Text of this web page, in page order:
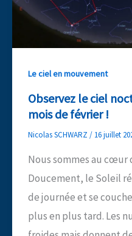
Le ciel en mouvement
Observez le ciel
mois de février !
Nicolas SCHWARZ / 16 juillet
Nous sommes au cœur
Doucement, le Soleil
de journée et se
plus en plus tard. Les